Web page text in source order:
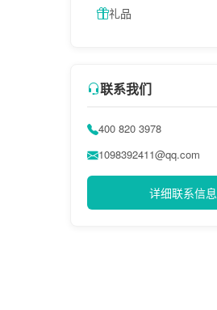
礼品
联系我们
400 820 3978
1098392411@qq.com
详细联系信息